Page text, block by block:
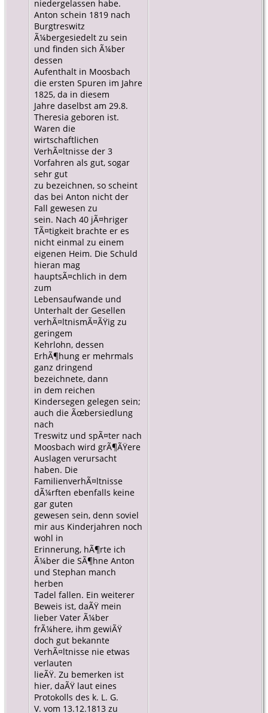
niedergelassen habe.
Anton schein 1819 nach
Burgtreswitz
Ã¼bergesiedelt zu sein
und finden sich Ã¼ber
dessen
Aufenthalt in Moosbach
die ersten Spuren im Jahre
1825, da in diesem
Jahre daselbst am 29.8.
Theresia geboren ist.
Waren die
wirtschaftlichen
VerhÃ¤ltnisse der 3
Vorfahren als gut, sogar
sehr gut
zu bezeichnen, so scheint
das bei Anton nicht der
Fall gewesen zu
sein. Nach 40 jÃ¤hriger
TÃ¤tigkeit brachte er es
nicht einmal zu einem
eigenen Heim. Die Schuld
hieran mag
hauptsÃ¤chlich in dem
zum
Lebensaufwande und
Unterhalt der Gesellen
verhÃ¤ltnismÃ¤ÃŸig zu
geringem
Kehrlohn, dessen
ErhÃ¶hung er mehrmals
ganz dringend
bezeichnete, dann
in dem reichen
Kindersegen gelegen sein;
auch die Ãœbersiedlung
nach
Treswitz und spÃ¤ter nach
Moosbach wird grÃ¶ÃŸere
Auslagen verursacht
haben. Die
FamilienverhÃ¤ltnisse
dÃ¼rften ebenfalls keine
gar guten
gewesen sein, denn soviel
mir aus Kinderjahren noch
wohl in
Erinnerung, hÃ¶rte ich
Ã¼ber die SÃ¶hne Anton
und Stephan manch
herben
Tadel fallen. Ein weiterer
Beweis ist, daÃŸ mein
lieber Vater Ã¼ber
frÃ¼here, ihm gewiÃŸ
doch gut bekannte
VerhÃ¤ltnisse nie etwas
verlauten
lieÃŸ. Zu bemerken ist
hier, daÃŸ laut eines
Protokolls des k. L. G.
V. vom 13.12.1813 zu